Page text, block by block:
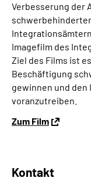
Verbesserung der
Integrationsämtern
Imagefilm des
Ziel des Films ist
Beschäftigung
gewinnen und
voranzutreiben.
Zum Film
Kontakt